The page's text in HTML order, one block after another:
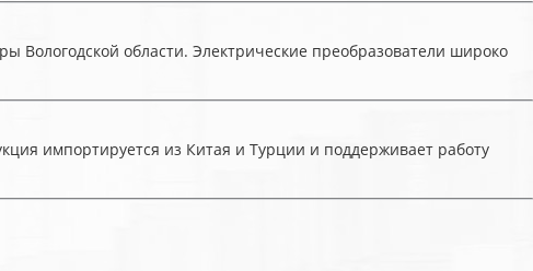
Вологодской области. Электрические преобразователи широко
импортируется из Китая и Турции и поддерживает работу